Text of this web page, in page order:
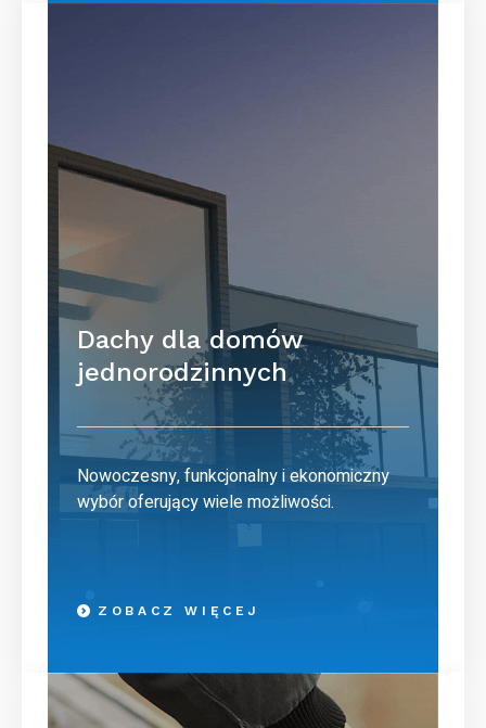
Dachy dla domów
jednorodzinnych
Nowoczesny, funkcjonalny i ekonomiczny
wybór oferujący wiele możliwości.
ZOBACZ WIĘCEJ